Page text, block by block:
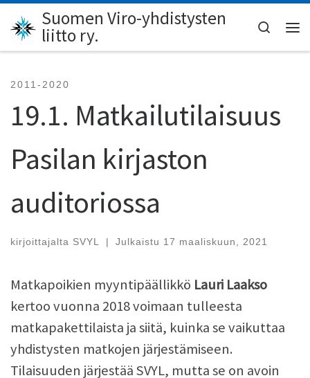
Skip to content
Suomen Viro-yhdistysten
liitto ry.
Search
2011-2020
19.1. Matkailutilaisuus
Pasilan kirjaston
auditoriossa
kirjoittajalta SVYL | Julkaistu 17 maaliskuun, 2021
Matkapoikien myyntipäällikkö Lauri Laakso
kertoo vuonna 2018 voimaan tulleesta
matkapakettilaista ja siitä, kuinka se vaikuttaa
yhdistysten matkojen järjestämiseen.
Tilaisuuden järjestää SVYL, mutta se on avoin